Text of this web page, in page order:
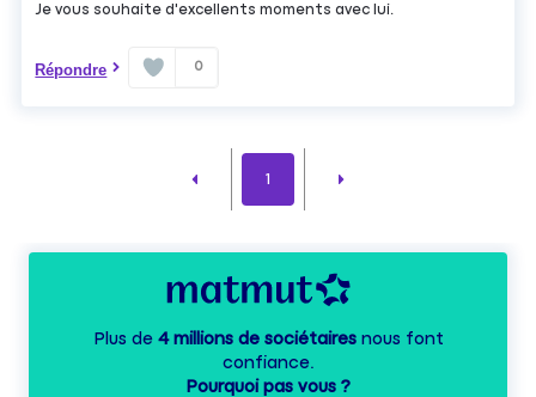
Je vous souhaite d'excellents moments avec lui.
Répondre 0
1
Plus de 4 millions de sociétairesnous font
confiance.
Pourquoi pas vous ?